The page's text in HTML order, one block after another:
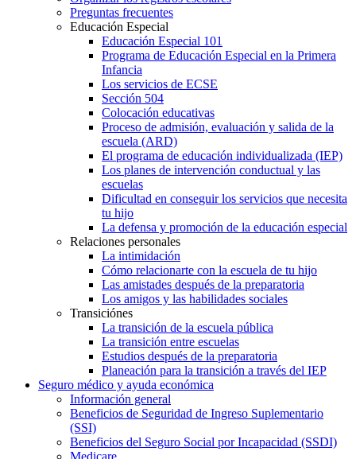
Preguntas frecuentes
Educación Especial
Educación Especial 101
Programa de Educación Especial en la Primera
Infancia
Los servicios de ECSE
Sección 504
Colocación educativas
Proceso de admisión, evaluación y salida de la
escuela (ARD)
El programa de educación individualizada (IEP)
Los planes de intervención conductual y las
escuelas
Dificultad en conseguir los servicios que necesita
tu hijo
La defensa y promoción de la educación especial
Relaciones personales
La intimidación
Cómo relacionarte con la escuela de tu hijo
Las amistades después de la preparatoria
Los amigos y las habilidades sociales
Transiciónes
La transición de la escuela pública
La transición entre escuelas
Estudios después de la preparatoria
Planeación para la transición a través del IEP
Seguro médico y ayuda económica
Información general
Beneficios de Seguridad de Ingreso Suplementario
(SSI)
Beneficios del Seguro Social por Incapacidad (SSDI)
Medicare